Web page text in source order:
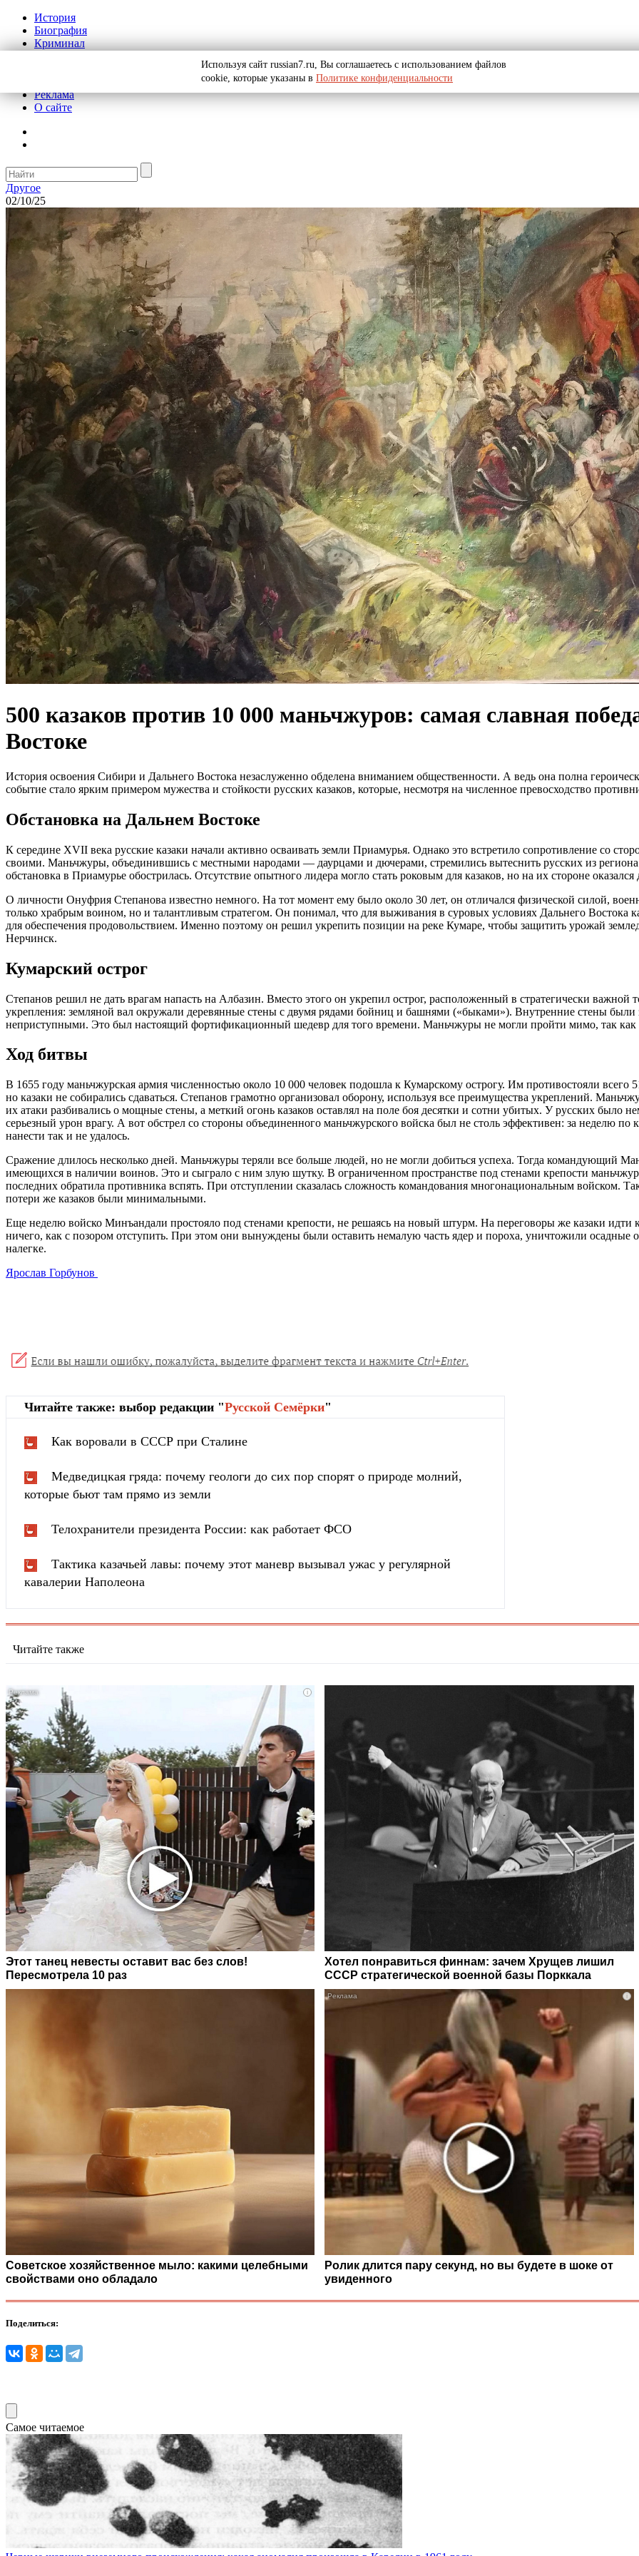
История
Биография
Криминал
Реклама
О сайте
Другое
02/10/25
500 казаков против 10 000 маньчжуров: самая славная
Востоке
История освоения Сибири и Дальнего Востока незаслуженно обделена вниманием общественности. А ведь она полна
событие стало ярким примером мужества и стойкости русских казаков, которые, несмотря на численное превосходство
Обстановка на Дальнем Востоке
К середине XVII века русские казаки начали активно осваивать земли Приамурья. Однако это встретило сопротивление со
своими. Маньчжуры, объединившись с местными народами — даурцами и дючерами, стремились вытеснить русских из
обстановка в Приамурье обострилась. Отсутствие опытного лидера могло стать роковым для казаков, но на их стороне
О личности Онуфрия Степанова известно немного. На тот момент ему было около 30 лет, он отличался физической силой,
только храбрым воином, но и талантливым стратегом. Он понимал, что для выживания в суровых условиях Дальнего Востока
для обеспечения продовольствием. Именно поэтому он решил укрепить позиции на реке Кумаре, чтобы защитить урожай
Нерчинск.
Кумарский острог
Степанов решил не дать врагам напасть на Албазин. Вместо этого он укрепил острог, расположенный в стратегически важной
укрепления: земляной вал окружали деревянные стены с двумя рядами бойниц и башнями («быками»). Внутренние стены
неприступными. Это был настоящий фортификационный шедевр для того времени. Маньчжуры не могли пройти мимо, так
Ход битвы
В 1655 году маньчжурская армия численностью около 10 000 человек подошла к Кумарскому острогу. Им противостояли всего
но казаки не собирались сдаваться. Степанов грамотно организовал оборону, используя все преимущества укреплений.
их атаки разбивались о мощные стены, а меткий огонь казаков оставлял на поле боя десятки и сотни убитых. У русских было
серьезный урон врагу. А вот обстрел со стороны объединенного маньчжурского войска был не столь эффективен: за неделю
нанести так и не удалось.
Сражение длилось несколько дней. Маньчжуры теряли все больше людей, но не могли добиться успеха. Тогда командующий
имеющихся в наличии воинов. Это и сыграло с ним злую шутку. В ограниченном пространстве под стенами крепости
последних обратила противника вспять. При отступлении сказалась сложность командования многонациональным войском.
потери же казаков были минимальными.
Еще неделю войско Минъандали простояло под стенами крепости, не решаясь на новый штурм. На переговоры же казаки идти
ничего, как с позором отступить. При этом они вынуждены были оставить немалую часть ядер и пороха, уничтожили осадные
налегке.
Ярослав Горбунов
Читайте также: выбор редакции "Русской Cемёрки"
Как воровали в СССР при Сталине
Медведицкая гряда: почему геологи до сих пор спорят о природе молний,
которые бьют там прямо из земли
Телохранители президента России: как работает ФСО
Тактика казачьей лавы: почему этот маневр вызывал ужас у регулярной
кавалерии Наполеона
Читайте также
i
Этот танец невесты оставит вас без слов!
Пересмотрела 10 раз
Хотел понравиться финнам: зачем Хрущев лишил
СССР стратегической военной базы Порккала
Советское хозяйственное мыло: какими целебными
свойствами оно обладало
i
Ролик длится пару секунд, но вы будете в шоке от
увиденного
Поделиться:
Самое читаемое
Используя сайт russian7.ru, Вы соглашаетесь с использованием файлов
cookie, которые указаны в Политике конфиденциальности